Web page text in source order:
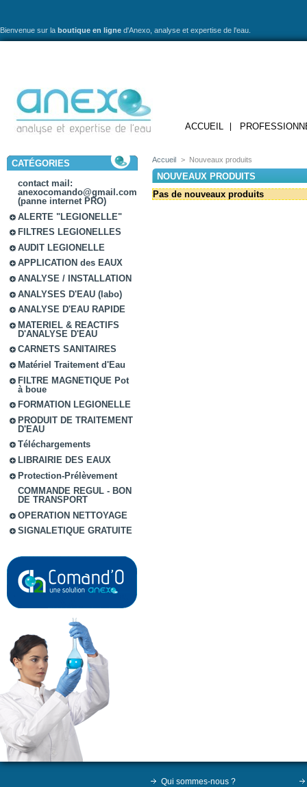
Bienvenue sur la boutique en ligne d'Anexo, analyse et expertise de l'eau.
ACCUEIL
CATÉGORIES
contact mail:
anexocomando@gmail.com
(panne internet PRO)
ALERTE "LEGIONELLE"
FILTRES LEGIONELLES
AUDIT LEGIONELLE
APPLICATION des EAUX
ANALYSE / INSTALLATION
ANALYSES D'EAU (labo)
ANALYSE D'EAU RAPIDE
MATERIEL & REACTIFS
D'ANALYSE D'EAU
CARNETS SANITAIRES
Matériel Traitement d'Eau
FILTRE MAGNETIQUE Pot
à boue
FORMATION LEGIONELLE
PRODUIT DE TRAITEMENT
D'EAU
Téléchargements
LIBRAIRIE DES EAUX
Protection-Prélèvement
COMMANDE REGUL - BON
DE TRANSPORT
OPERATION NETTOYAGE
SIGNALETIQUE GRATUITE
Accueil > Nouveaux produits
NOUVEAUX PRODUITS
Pas de nouveaux produits
Qui sommes-nous ?